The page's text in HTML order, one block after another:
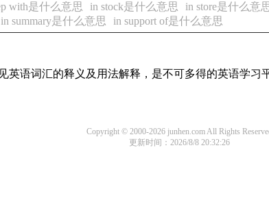
with是什么意思 in stock是什么意思 in store是什么意
in summary是什么意思 in support of是什么意思
英语词汇的释义及用法解释，是不可多得的英语学习
Copyright © 2000-2026 junhen.com All Rights
更新时间：2026/8/8 20:32:26